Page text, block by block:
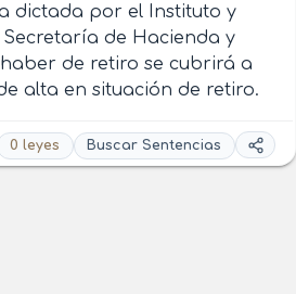
dictada por el Instituto y
de Hacienda y
de retiro se cubrirá a
alta en situación de retiro.
0 leyes Buscar Sentencias